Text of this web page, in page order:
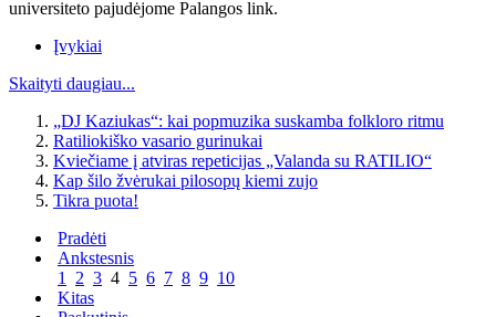
universiteto pajudėjome Palangos link.
Įvykiai
Skaityti daugiau...
„DJ Kaziukas“: kai popmuzika suskamba folkloro ritmu
Ratiliokiško vasario gurinukai
Kviečiame į atviras repeticijas „Valanda su RATILIO“
Kap šilo žvėrukai pilosopų kiemi zujo
Tikra puota!
Pradėti
Ankstesnis
1 2 3 4 5 6 7 8 9 10
Kitas